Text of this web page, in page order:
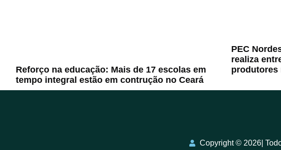
Reforço na educação: Mais de 17 escolas em
tempo integral estão em contrução no Ceará
PEC
realiza
produtores
Copyright ©️ 2026|